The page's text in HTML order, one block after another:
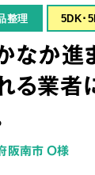
整理 5DK･
なか進
る業者
阪南市 O様